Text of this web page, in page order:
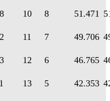
10 8 51.471
11 7 49.706
12 6 46.765
13 5 42.353